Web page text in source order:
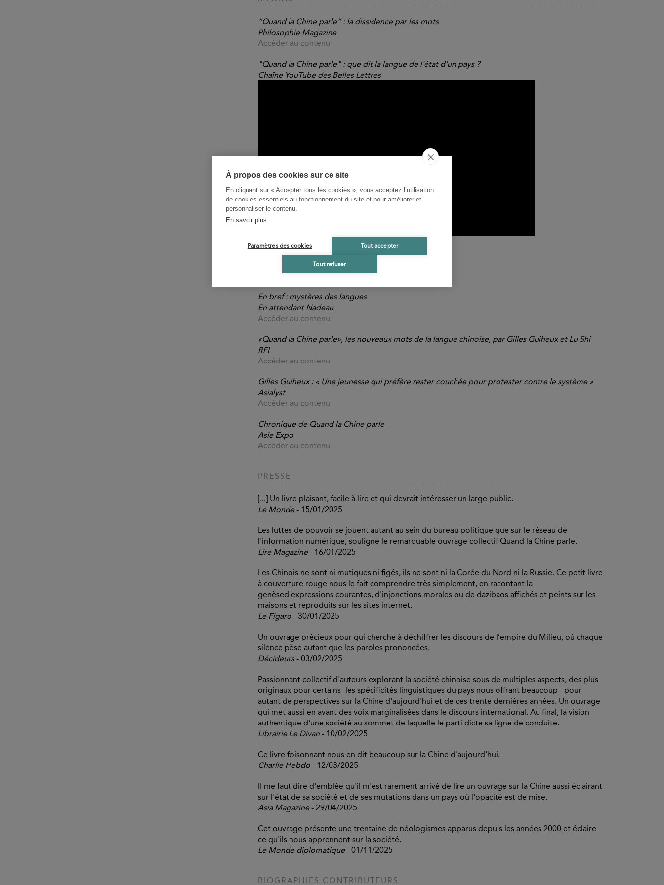
À propos des cookies sur ce site
En cliquant sur « Accepter tous les cookies », vous acceptez l’utilisation
de cookies essentiels au fonctionnement du site et pour améliorer et
personnaliser le contenu.
En savoir plus
Paramètres des cookies Tout accepter
Tout refuser
“Quand la Chine parle” : la dissidence par les mots
Philosophie Magazine
Accéder au contenu
"Quand la Chine parle" : que dit la langue de l'état d'un pays ?
Chaîne YouTube des Belles Lettres
Chronique de Quand la Chine parle
Nouvel esprit public
Accéder au contenu
En bref : mystères des langues
En attendant Nadeau
Accéder au contenu
«Quand la Chine parle», les nouveaux mots de la langue chinoise, par Gilles Guiheux et Lu Shi
RFI
Accéder au contenu
Gilles Guiheux : « Une jeunesse qui préfère rester couchée pour protester contre le système »
Asialyst
Accéder au contenu
Chronique de Quand la Chine parle
Asie Expo
Accéder au contenu
PRESSE
[...] Un livre plaisant, facile à lire et qui devrait intéresser un large public.
Le Monde- 15/01/2025
Les luttes de pouvoir se jouent autant au sein du bureau politique que sur le réseau de
l'information numérique, souligne le remarquable ouvrage collectif Quand la Chine parle.
Lire Magazine- 16/01/2025
Les Chinois ne sont ni mutiques ni figés, ils ne sont ni la Corée du Nord ni la Russie. Ce petit livre
à couverture rouge nous le fait comprendre très simplement, en racontant la
genèsed'expressions courantes, d'injonctions morales ou de dazibaos affichés et peints sur les
maisons et reproduits sur les sites internet.
Le Figaro - 30/01/2025
Un ouvrage précieux pour qui cherche à déchiffrer les discours de l’empire du Milieu, où chaque
silence pèse autant que les paroles prononcées.
Décideurs- 03/02/2025
Passionnant collectif d'auteurs explorant la société chinoise sous de multiples aspects, des plus
originaux pour certains -les spécificités linguistiques du pays nous offrant beaucoup - pour
autant de perspectives sur la Chine d'aujourd'hui et de ces trente dernières années. Un ouvrage
qui met aussi en avant des voix marginalisées dans le discours international. Au final, la vision
authentique d'une société au sommet de laquelle le parti dicte sa ligne de conduite.
Librairie Le Divan - 10/02/2025
Ce livre foisonnant nous en dit beaucoup sur la Chine d'aujourd'hui.
Charlie Hebdo - 12/03/2025
II me faut dire d'emblée qu'il m'est rarement arrivé de lire un ouvrage sur la Chine aussi éclairant
sur l'état de sa société et de ses mutations dans un pays où l'opacité est de mise.
Asia Magazine- 29/04/2025
Cet ouvrage présente une trentaine de néologismes apparus depuis les années 2000 et éclaire
ce qu'ils nous apprennent sur la société.
Le Monde diplomatique- 01/11/2025
BIOGRAPHIES CONTRIBUTEURS